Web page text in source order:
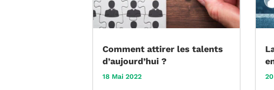
Comment attirer les talents
d’aujourd’hui ?
18 Mai 2022